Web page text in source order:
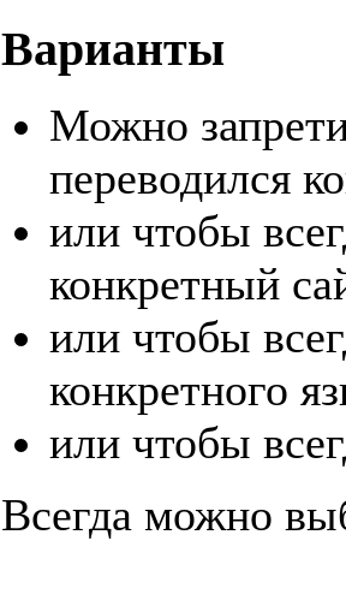
Варианты
Можно
переводился
или чтобы
конкретный
или чтобы
конкретного
или чтобы
Всегда можно